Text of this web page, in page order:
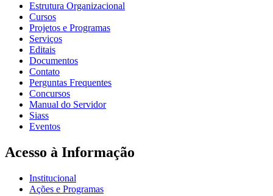
Estrutura Organizacional
Cursos
Projetos e Programas
Serviços
Editais
Documentos
Contato
Perguntas Frequentes
Concursos
Manual do Servidor
Siass
Eventos
Acesso à Informação
Institucional
Ações e Programas